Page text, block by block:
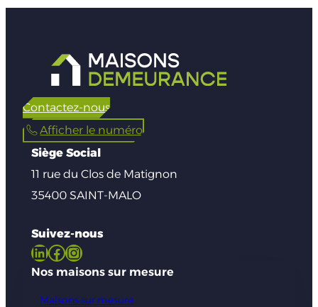
Contactez-nous
Afficher le numéro
Siège Social
11 rue du Clos de Matignon
35400 SAINT-MALO
Suivez-nous
LinkedIn Facebook Instagram
Nos maisons sur mesure
Maisons sur mesure